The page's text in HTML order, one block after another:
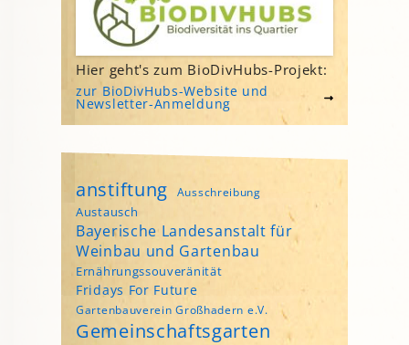
Hier geht's zum BioDivHubs-Projekt:
zur BioDivHubs-Website und
Newsletter-Anmeldung
anstiftung Ausschreibung
Austausch
Bayerische Landesanstalt für
Weinbau und Gartenbau
Ernährungssouveränität
Fridays For Future
Gartenbauverein Großhadern e.V.
Gemeinschaftsgarten